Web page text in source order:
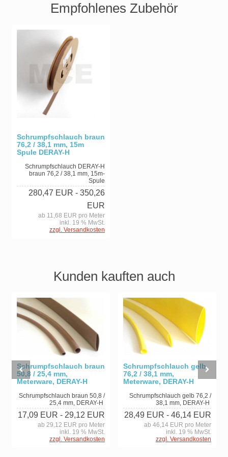
Empfohlenes Zubehör
Schrumpfschlauch braun
76,2 / 38,1 mm, 15m
Spule DERAY-H
Schrumpfschlauch DERAY-H
braun 76,2 / 38,1 mm, 15m-
Spule
280,47 EUR - 350,26
EUR
ab 11,68 EUR pro Meter
inkl. 19 % MwSt.
zzgl. Versandkosten
Kunden kauften auch
Schrumpfschlauch braun
50,8 / 25,4 mm,
Meterware, DERAY-H
Schrumpfschlauch braun 50,8 /
25,4 mm, DERAY-H
17,09 EUR - 29,12 EUR
ab 29,12 EUR pro Meter
inkl. 19 % MwSt.
zzgl. Versandkosten
Schrumpfschlauch gelb
76,2 / 38,1 mm,
Meterware, DERAY-H
Schrumpfschlauch gelb 76,2 /
38,1 mm, DERAY-H
28,49 EUR - 46,14 EUR
ab 46,14 EUR pro Meter
inkl. 19 % MwSt.
zzgl. Versandkosten